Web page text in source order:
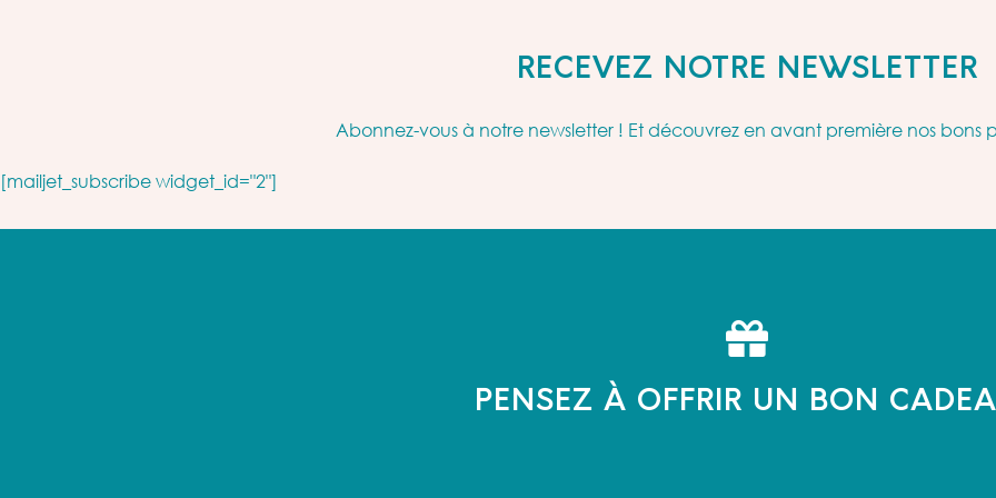
RECEVEZ NOTRE NEWSLETTER
Abonnez-vous à notre newsletter ! Et découvrez en avant première nos bons
[mailjet_subscribe widget_id="2"]
PENSEZ À OFFRIR UN BON